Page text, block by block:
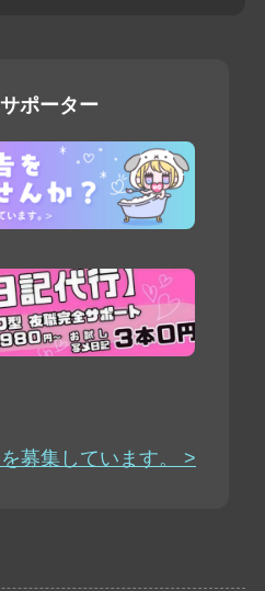
ポーター
募集しています。 >